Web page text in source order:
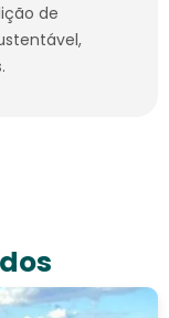
de